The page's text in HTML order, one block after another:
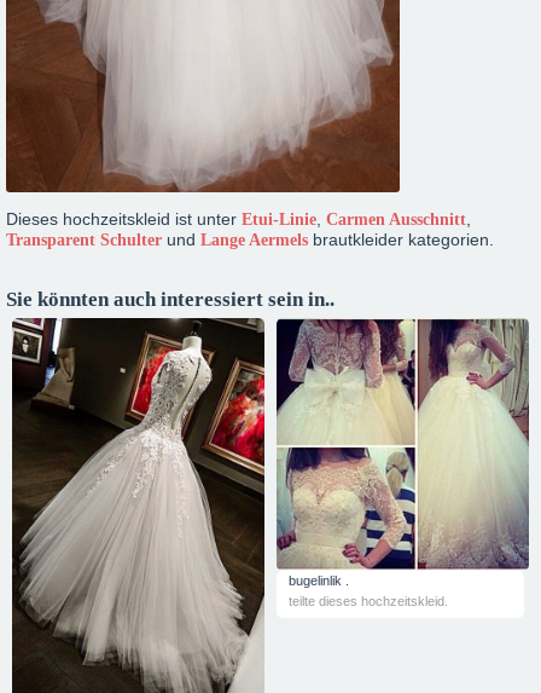
Dieses hochzeitskleid ist unter Etui-Linie Carmen Ausschnitt
Transparent Schulter und Lange Aermels brautkleider kategorien.
Sie könnten auch interessiert sein in..
bugelinlik .
teilte dieses hochzeitskleid.